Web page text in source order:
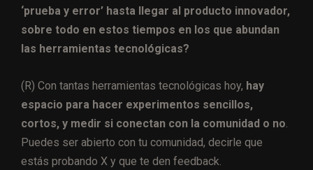
‘prueba y error’ hasta llegar al producto innovador,
sobre todo en estos tiempos en los que abundan
las herramientas tecnológicas?
(R) Con tantas herramientas tecnológicas hoy, hay
espacio para hacer experimentos sencillos,
cortos, y medir si conectan con la comunidad o no.
Puedes ser abierto con tu comunidad, decirle que
estás probando X y que te den feedback.